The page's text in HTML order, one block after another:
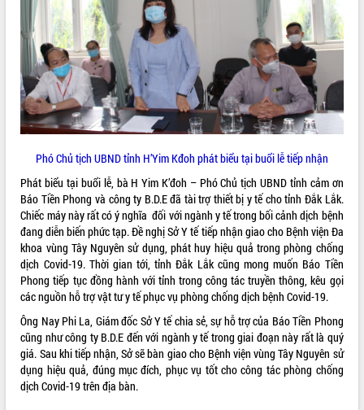
ALBUM ẢNH
LIÊN KẾT WEB
THỐNG KÊ TRUY CẬP
Hôm nay:
14403
66100071
Phó Chủ tịch UBND tỉnh H’Yim Kđoh phát biểu tại buổi lễ tiếp nhận
Phát biểu tại buổi lễ, bà H Yim K’đoh – Phó Chủ tịch UBND tỉnh cảm ơn
Báo Tiền Phong và công ty B.D.E đã tài trợ thiết bị y tế cho tỉnh Đắk Lắk.
Chiếc máy này rất có ý nghĩa đối với ngành y tế trong bối cảnh dịch bệnh
đang diễn biến phức tạp. Đề nghị Sở Y tế tiếp nhận giao cho Bệnh viện Đa
khoa vùng Tây Nguyên sử dụng, phát huy hiệu quả trong phòng chống
dịch Covid-19. Thời gian tới, tỉnh Đắk Lắk cũng mong muốn Báo Tiền
Phong tiếp tục đồng hành với tỉnh trong công tác truyền thông, kêu gọi
các nguồn hỗ trợ vật tư y tế phục vụ phòng chống dịch bệnh Covid-19.
Ông Nay Phi La, Giám đốc Sở Y tế chia sẻ, sự hỗ trợ của Báo Tiền Phong
cũng như công ty B.D.E đến với ngành y tế trong giai đoạn này rất là quý
giá. Sau khi tiếp nhận, Sở sẽ bàn giao cho Bệnh viện vùng Tây Nguyên sử
dụng hiệu quả, đúng mục đích, phục vụ tốt cho công tác phòng chống
dịch Covid-19 trên địa bàn.